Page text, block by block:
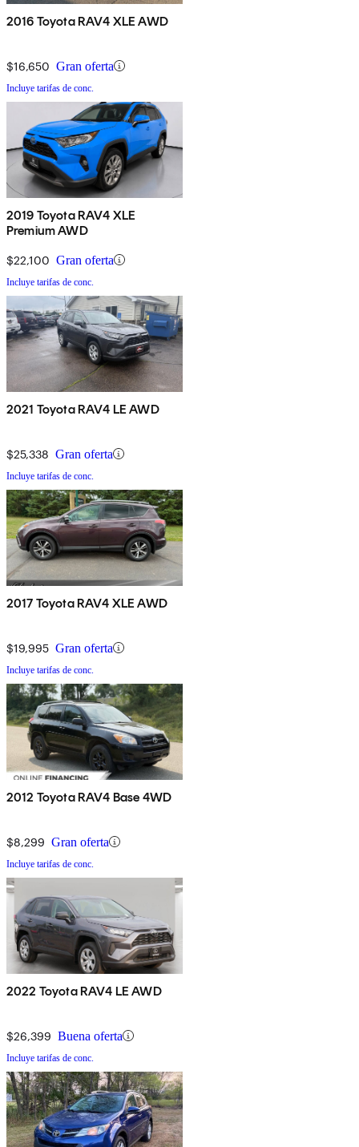
2016 Toyota RAV4 XLE AWD
$16,650 Gran oferta
Incluye tarifas de conc.
2019 Toyota RAV4 XLE
Premium AWD
$22,100 Gran oferta
Incluye tarifas de conc.
2021 Toyota RAV4 LE AWD
$25,338 Gran oferta
Incluye tarifas de conc.
2017 Toyota RAV4 XLE AWD
$19,995 Gran oferta
Incluye tarifas de conc.
2012 Toyota RAV4 Base 4WD
$8,299 Gran oferta
Incluye tarifas de conc.
2022 Toyota RAV4 LE AWD
$26,399 Buena oferta
Incluye tarifas de conc.